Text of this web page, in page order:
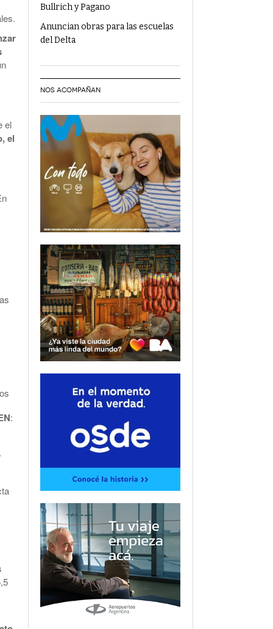
el
el
:
Bullrich y Pagano
Anuncian obras para las escuelas
del Delta
NOS ACOMPAÑAN